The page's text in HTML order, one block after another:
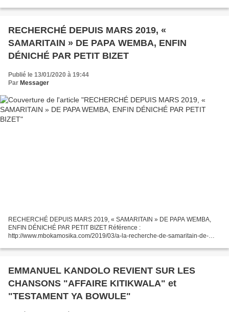
RECHERCHÉ DEPUIS MARS 2019, «
SAMARITAIN » DE PAPA WEMBA, ENFIN
DÉNICHÉ PAR PETIT BIZET
Publié le 13/01/2020 à 19:44
Par Messager
RECHERCHÉ DEPUIS MARS 2019, « SAMARITAIN » DE PAPA WEMBA,
ENFIN DÉNICHÉ PAR PETIT BIZET Référence :
http://www.mbokamosika.com/2019/03/a-la-recherche-de-samaritain-de-
de mystère,...
EMMANUEL KANDOLO REVIENT SUR LES
CHANSONS "AFFAIRE KITIKWALA" et
"TESTAMENT YA BOWULE"